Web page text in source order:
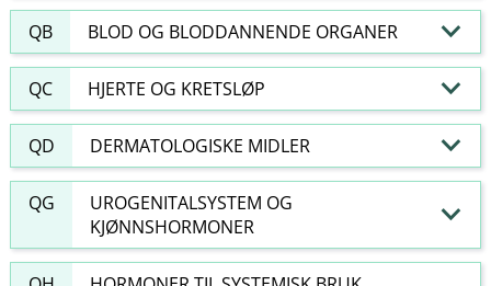
QB BLOD OG BLODDANNENDE ORGANER
QC HJERTE OG KRETSLØP
QD DERMATOLOGISKE MIDLER
QG
UROGENITALSYSTEM OG
KJØNNSHORMONER